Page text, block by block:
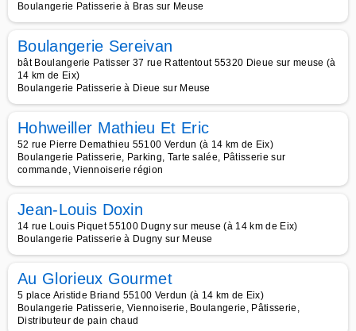
Boulangerie Patisserie à Bras sur Meuse
Boulangerie Sereivan
bât Boulangerie Patisser 37 rue Rattentout 55320 Dieue sur meuse (à
14 km de Eix)
Boulangerie Patisserie à Dieue sur Meuse
Hohweiller Mathieu Et Eric
52 rue Pierre Demathieu 55100 Verdun (à 14 km de Eix)
Boulangerie Patisserie, Parking, Tarte salée, Pâtisserie sur
commande, Viennoiserie région
Jean-Louis Doxin
14 rue Louis Piquet 55100 Dugny sur meuse (à 14 km de Eix)
Boulangerie Patisserie à Dugny sur Meuse
Au Glorieux Gourmet
5 place Aristide Briand 55100 Verdun (à 14 km de Eix)
Boulangerie Patisserie, Viennoiserie, Boulangerie, Pâtisserie,
Distributeur de pain chaud